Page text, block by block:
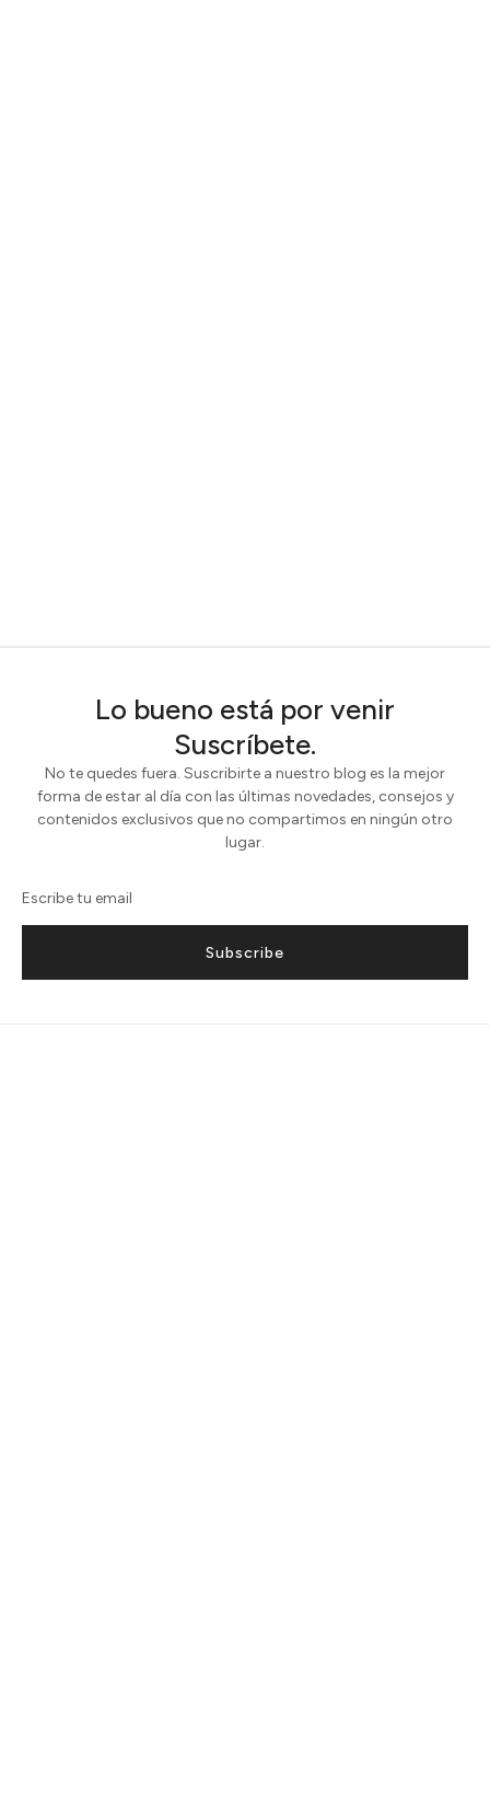
Lo bueno está por venir
Suscríbete.
No te quedes fuera. Suscribirte a nuestro blog es la mejor
forma de estar al día con las últimas novedades, consejos y
contenidos exclusivos que no compartimos en ningún otro
lugar.
Subscribe